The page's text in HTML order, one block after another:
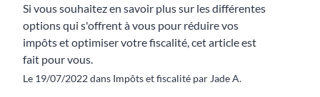
Si vous souhaitez en savoir plus sur les différentes
options qui s'offrent à vous pour réduire vos
impôts et optimiser votre fiscalité, cet article est
fait pour vous.
Le 19/07/2022 dans Impôts et fiscalité par Jade A.